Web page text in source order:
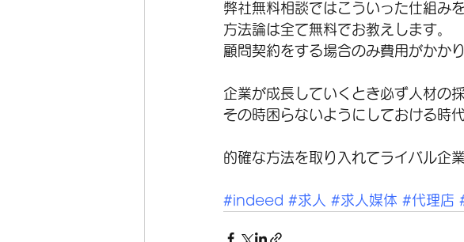
弊社無料相談ではこういった仕組み
方法論は全て無料でお教えします。
顧問契約をする場合のみ費用がかかり
企業が成長していくとき必ず人材の
その時困らないようにしておける時
的確な方法を取り入れてライバル企
#indeed #求人 #求人媒体 #代理店